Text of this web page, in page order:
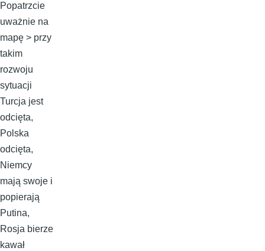
Popatrzcie
uważnie na
mapę > przy
takim
rozwoju
sytuacji
Turcja jest
odcięta,
Polska
odcięta,
Niemcy
mają swoje i
popierają
Putina,
Rosja bierze
kawał